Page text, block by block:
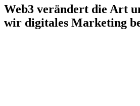
Web3 verändert die Art
wir digitales Marketing